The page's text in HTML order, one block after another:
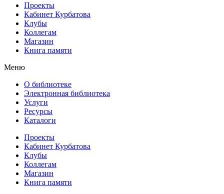
Проекты
Кабинет Курбатова
Клубы
Коллегам
Магазин
Книга памяти
Меню
О библиотеке
Электронная библиотека
Услуги
Ресурсы
Каталоги
Проекты
Кабинет Курбатова
Клубы
Коллегам
Магазин
Книга памяти